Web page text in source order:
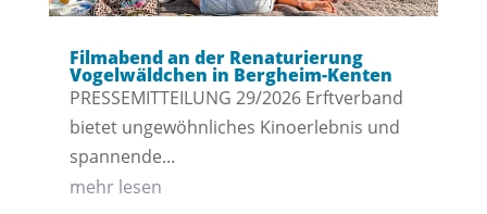
Filmabend an der Renaturierung
Vogelwäldchen in Bergheim-Kenten
PRESSEMITTEILUNG 29/2026 Erftverband
bietet ungewöhnliches Kinoerlebnis und
spannende...
mehr lesen